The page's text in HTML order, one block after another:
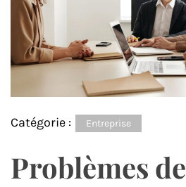
Catégorie : Entreprise
Problèmes de